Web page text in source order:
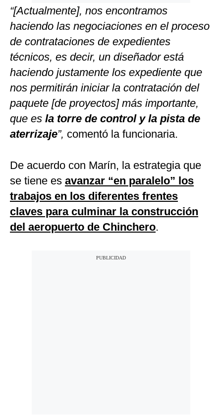
“[Actualmente], nos encontramos
haciendo las negociaciones en el proceso
de contrataciones de expedientes
técnicos, es decir, un diseñador está
haciendo justamente los expediente que
nos permitirán iniciar la contratación del
paquete [de proyectos] más importante,
que es la torre de control y la pista de
aterrizaje”, comentó la funcionaria.
De acuerdo con Marín, la estrategia que
se tiene es avanzar “en paralelo” los
trabajos en los diferentes frentes
claves para culminar la construcción
del aeropuerto de Chinchero.